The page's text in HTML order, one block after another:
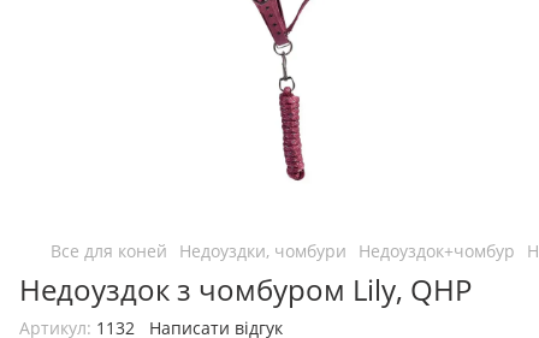
Все для коней Недоуздки, чомбури Недоуздок+чомбур
Недоуздок з чомбуром Lily, QHP
Артикул: 1132 Написати відгук